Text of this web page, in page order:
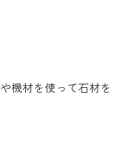
機材を使って石材を